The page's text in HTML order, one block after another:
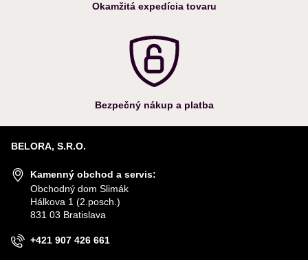
Okamžitá expedícia tovaru
Bezpečný nákup a platba
BELORA, S.R.O.
Kamenný obchod a servis:
Obchodný dom Slimák
Hálkova 1 (2.posch.)
831 03 Bratislava
+421 907 426 661